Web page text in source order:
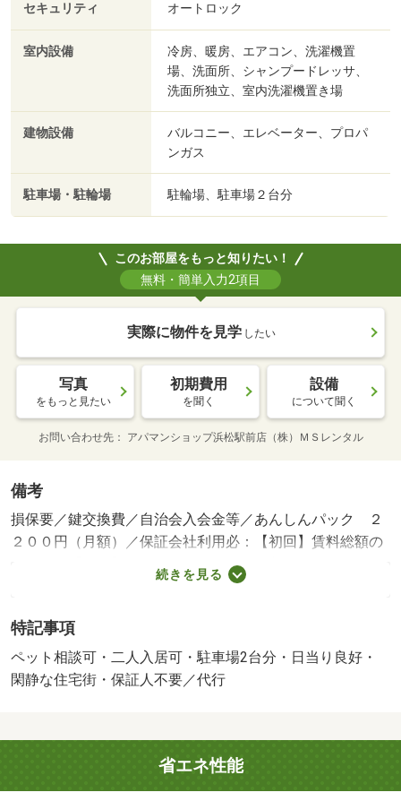
セキュリティ オートロック
室内設備
冷房、暖房、エアコン、洗濯機置
場、洗面所、シャンプードレッサ、
洗面所独立、室内洗濯機置き場
建物設備
バルコニー、エレベーター、プロパ
ンガス
駐車場・駐輪場 駐輪場、駐車場２台分
このお部屋をもっと知りたい！
無料・簡単入力2項目
実際に物件を見学 したい
写真
をもっと見たい
初期費用
を聞く
設備
について聞く
お問い合わせ先 アパマンショップ浜松駅前店（株）ＭＳレンタル
備考
損保要／鍵交換費／自治会入会金等／あんしんパック ２
２００円（月額）／保証会社利用必：【初回】賃料総額の
３０％ 【月額】賃料総額の２％／二人入居可／子供可／
ペット相談／駐２台可／［退去時費用 退去時実費精算※
料＋２，０００円／匹 保証会社：ジェイリース／バスト
イレ別／バルコニー／エアコン／クロゼット／シャワー付
洗面台／オートロック／室内洗濯置／陽当り良好／シュー
化粧台／２口コンロ／駐輪場／押入／即入居可／礼金不要
／閑静な住宅地／敷金不要／３口以上コンロ／対面式キッ
チン／ペット相談／全居室洋室／保証人不要／駐車２台可
続きを見る
特記事項
ペット相談可・二人入居可・駐車場2台分・日当り良好・
閑静な住宅街・保証人不要／代行
省エネ性能